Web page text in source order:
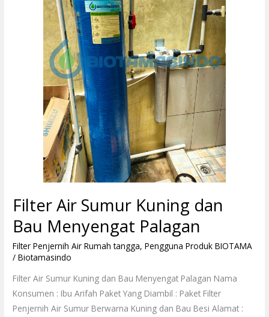
Filter Air Sumur Kuning dan
Bau Menyengat Palagan
Filter Penjernih Air Rumah tangga,Pengguna Produk BIOTAMA
/Biotamasindo
Filter Air Sumur Kuning dan Bau Menyengat Palagan Nama
Konsumen : Ibu Arifah Paket Yang Diambil : Paket Filter
Penjernih Air Sumur Berwarna Kuning dan Bau Besi Alamat :
Menyengat